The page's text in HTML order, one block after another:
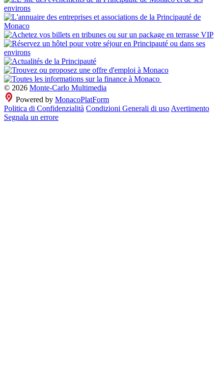
© 2026 Monte-Carlo Multimedia
Powered by MonacoPlatForm
Politica di Confidenzialità Condizioni Generali di uso Avertimento
Segnala un errore